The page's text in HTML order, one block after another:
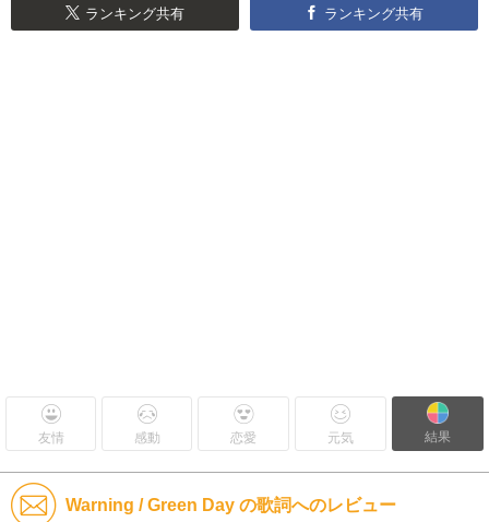
ランキング共有 ランキング共有
友情 感動 恋愛 元気 結果
Warning / Green Day の歌詞へのレビュー